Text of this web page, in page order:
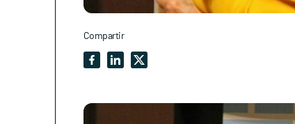
Compartir